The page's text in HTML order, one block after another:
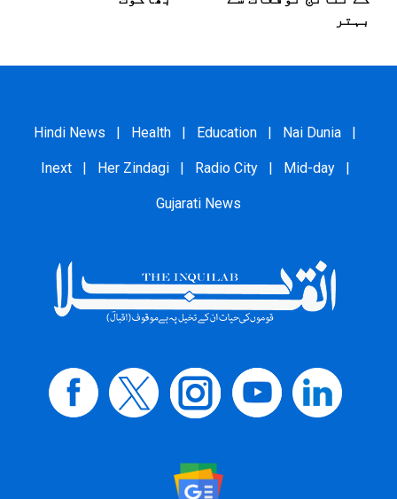
بہتر
Hindi News | Health | Education | Nai Dunia |
Inext | Her Zindagi | Radio City | Mid-day |
Gujarati News